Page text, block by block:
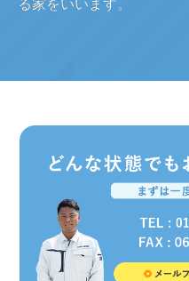
る家をいいます。